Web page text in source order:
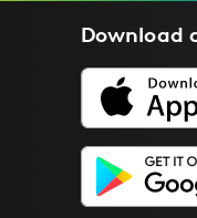
Download